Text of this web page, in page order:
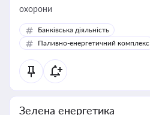
охорони
Банківська діяльність
Паливно-енергетичний комплекс
Зелена енергетика